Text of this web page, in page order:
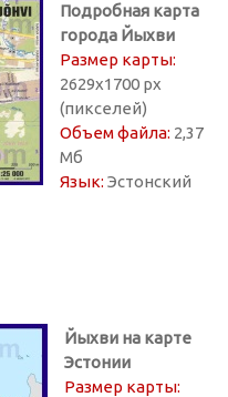
Подробная карта
города Йыхви
Размер карты:
2629х1700 px
(пикселей)
Объем файла: 2,37
Мб
Язык: Эстонский
Йыхви на карте
Эстонии
Размер карты: